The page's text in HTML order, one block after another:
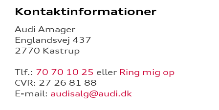
Kontaktinformationer
Audi Amager
Englandsvej 437
2770 Kastrup
Tlf.: 70 70 10 25 eller Ring mig op
CVR: 27 26 81 88
E-mail: audisalg@audi.dk